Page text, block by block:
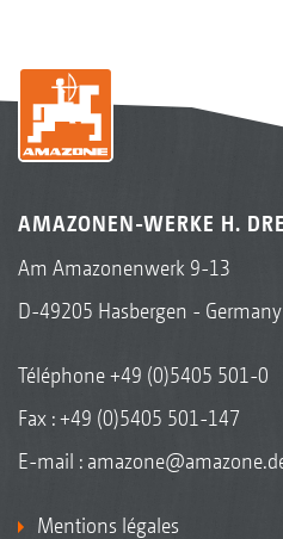
AMAZONEN-WERKE H.
Am Amazonenwerk 9-13
D-49205 Hasbergen - Germany
Téléphone+49 (0)5405 501-0
Fax : +49 (0)5405 501-147
E-mail :
Mentions légales